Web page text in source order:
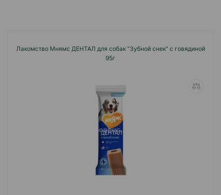
Лакомство Мнямс ДЕНТАЛ для собак "Зубной снек" с говядиной
95г